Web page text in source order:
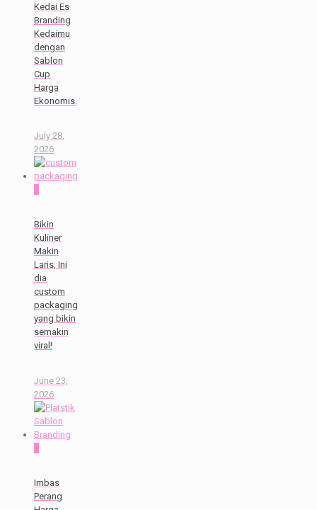
Kedai Es
Branding
Kedaimu
dengan
Sablon
Cup
Harga
Ekonomis.
July 28,
2026
Bikin
Kuliner
Makin
Laris, Ini
dia
custom
packaging
yang bikin
semakin
viral!
June 23,
2026
Imbas
Perang